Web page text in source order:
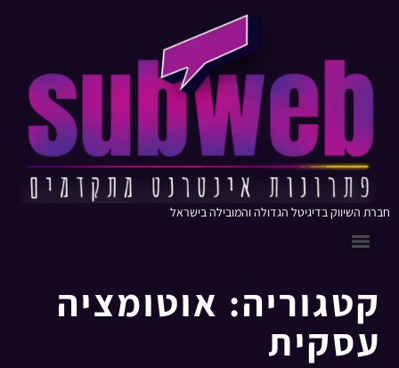
חברת השיווק בדיגיטל הגדולה והמובילה בישראל
קטגוריה: אוטומציה
עסקית